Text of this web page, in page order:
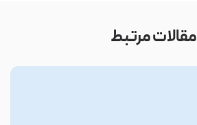
مقالات مرتبط